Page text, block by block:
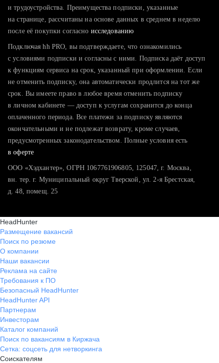
тратите много времени на поиск и вручную поднимаете
хотите сравнить себя с конкурентами и оценить шансы
и трудоустройства. Преимущества подписки, указанные
на странице, рассчитаны на основе данных в среднем в неделю
после её покупки согласно исследованию
Подключая hh PRO, вы подтверждаете, что ознакомились
с условиями подписки и согласны с ними. Подписка даёт доступ
к функциям сервиса на срок, указанный при оформлении. Если
не отменить подписку, она автоматически продлится на тот же
срок. Вы имеете право в любое время отменить подписку
в личном кабинете — доступ к услугам сохранится до конца
оплаченного периода. Все платежи за подписку являются
окончательными и не подлежат возврату, кроме случаев,
предусмотренных законодательством. Полные условия есть
в оферте
ООО «Хэдхантер», ОГРН 1067761906805, 125047, г. Москва,
вн. тер. г. Муниципальный округ Тверской, ул. 2-я Брестская,
д. 48, помещ. 25
HeadHunter
Размещение вакансий
Поиск по резюме
О компании
Наши вакансии
Реклама на сайте
Требования к ПО
Безопасный HeadHunter
HeadHunter API
Партнерам
Инвесторам
Каталог компаний
Поиск по вакансиям в Киржача
Сетка: соцсеть для нетворкинга
Соискателям